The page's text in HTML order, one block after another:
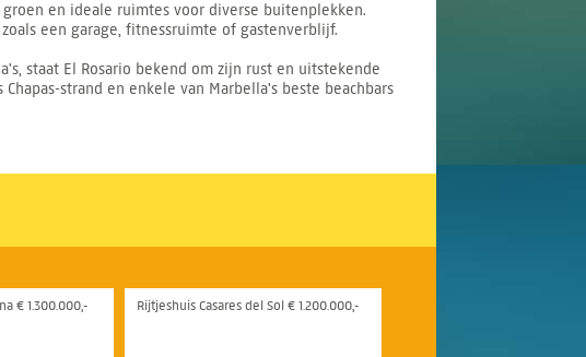
en ideale ruimtes voor diverse buitenplekken.
een garage, fitnessruimte of gastenverblijf.
staat El Rosario bekend om zijn rust en uitstekende
strand en enkele van Marbella's beste beachbars
€ 1.300.000,- Rijtjeshuis Casares del Sol € 1.200.000,-